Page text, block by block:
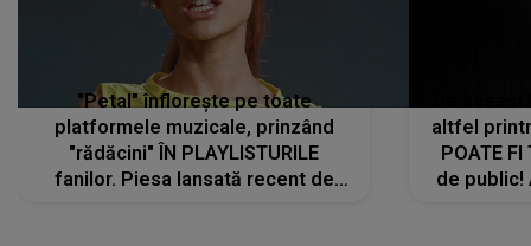
"Petal" înflorește pe toate
platformele muzicale, prinzând
"rădăcini" ÎN PLAYLISTURILE
fanilor. Piesa lansată recent de
altfel
POATE FI
de public!